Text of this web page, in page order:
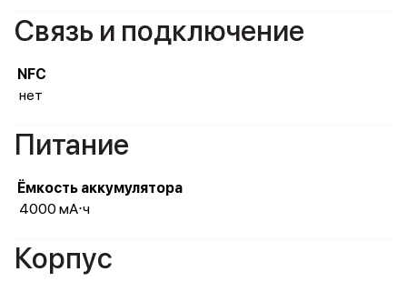
Связь и подключение
NFC
нет
Питание
Ёмкость аккумулятора
4000 мА⋅ч
Корпус